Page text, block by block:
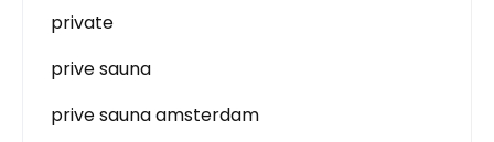
private
prive sauna
prive sauna amsterdam